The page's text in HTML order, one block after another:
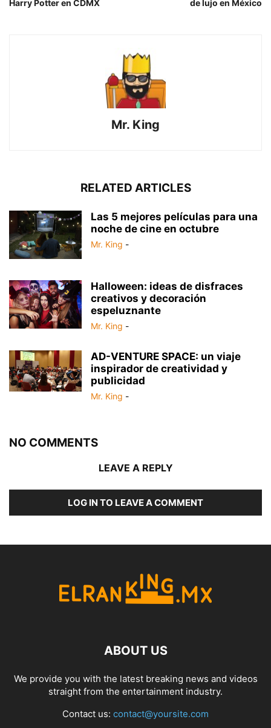
Harry Potter en CDMX
de lujo en México
Mr. King
RELATED ARTICLES
Las 5 mejores películas para una
noche de cine en octubre
Mr. King -
Halloween: ideas de disfraces
creativos y decoración
espeluznante
Mr. King -
AD-VENTURE SPACE: un viaje
inspirador de creatividad y
publicidad
Mr. King -
NO COMMENTS
LEAVE A REPLY
LOG IN TO LEAVE A COMMENT
ABOUT US
We provide you with the latest breaking news and videos
straight from the entertainment industry.
Contact us: contact@yoursite.com